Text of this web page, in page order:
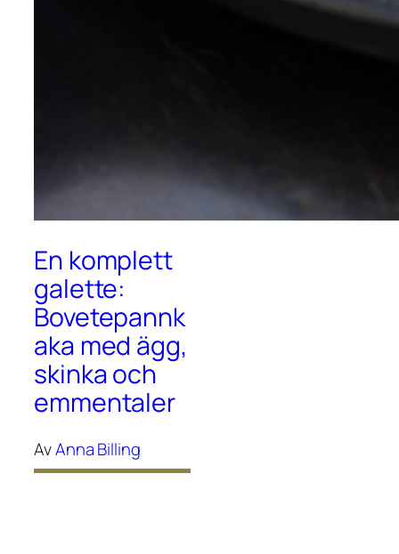
En komplett
galette:
Bovetepannk
aka med ägg,
skinka och
emmentaler
AvAnna Billing